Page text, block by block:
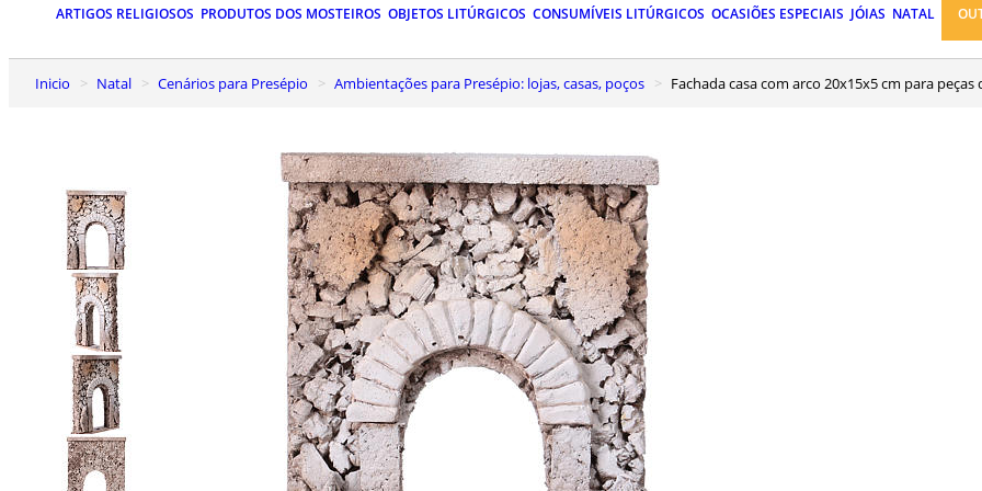
ARTIGOS RELIGIOSOS PRODUTOS DOS MOSTEIROS OBJETOS LITÚRGICOS CONSUMÍVEIS LITÚRGICOS OCASIÕES ESPECIAIS JÓIAS NATAL
Inicio Natal Cenários para Presépio Ambientações para Presépio: lojas, casas, poços Fachada casa com arco 20x15x5 cm para peças